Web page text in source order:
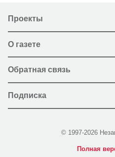
Проекты
О газете
Обратная связь
Подписка
© 1997-2026
Полная